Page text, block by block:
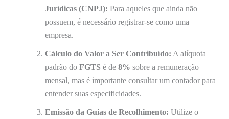
Jurídicas (CNPJ): Para aqueles que ainda não
possuem, é necessário registrar-se como uma
empresa.
Cálculo do Valor a Ser Contribuído: A alíquota
padrão do FGTS é de 8% sobre a remuneração
mensal, mas é importante consultar um contador para
entender suas especificidades.
Emissão da Guias de Recolhimento: Utilize o